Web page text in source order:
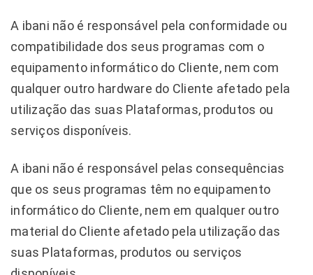
A ibani não é responsável pela conformidade ou
compatibilidade dos seus programas com o
equipamento informático do Cliente, nem com
qualquer outro hardware do Cliente afetado pela
utilização das suas Plataformas, produtos ou
serviços disponíveis.
A ibani não é responsável pelas consequências
que os seus programas têm no equipamento
informático do Cliente, nem em qualquer outro
material do Cliente afetado pela utilização das
suas Plataformas, produtos ou serviços